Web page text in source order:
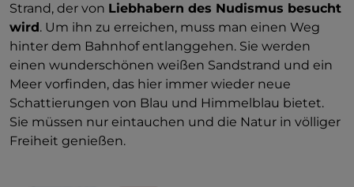
Strand, der von Liebhabern des Nudismus besucht
wird. Um ihn zu erreichen, muss man einen Weg
hinter dem Bahnhof entlanggehen. Sie werden
einen wunderschönen weißen Sandstrand und ein
Meer vorfinden, das hier immer wieder neue
Schattierungen von Blau und Himmelblau bietet.
Sie müssen nur eintauchen und die Natur in völliger
Freiheit genießen.